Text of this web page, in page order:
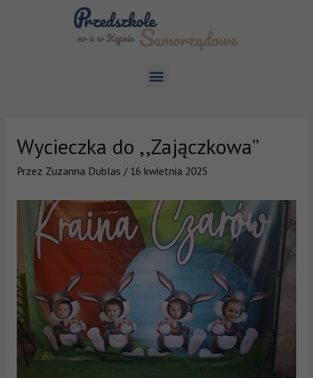
Wycieczka do ,,Zajączkowa”
Przez Zuzanna Dublas / 16 kwietnia 2025